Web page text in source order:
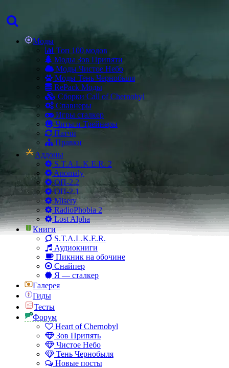
Моды
Топ 100 модов
Моды Зов Припяти
Моды Чистое Небо
Моды Тень Чернобыля
RePack Моды
Сборки Call of Chernobyl
Спавнеры
Игры сталкер
Читы и Трейнеры
Патчи
Правки
Аддоны
S.T.A.L.K.E.R. 2
Anomaly
ОП-2.2
ОП-2.1
Misery
RadioPhobia 2
Lost Alpha
Книги
S.T.A.L.K.E.R.
Аудиокниги
Пикник на обочине
Снайпер
Я — сталкер
Галерея
Гиды
Тесты
Форум
Heart of Chernobyl
Зов Припять
Чистое Небо
Тень Чернобыля
Новые посты